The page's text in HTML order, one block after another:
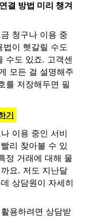
결 방법 미리 챙겨
청구나 이용 중
이 헷갈릴 수도
수도 있죠. 고객센
모든 걸 설명해주
를 저장해두면 필
기
이용 중인 서비
리 찾아볼 수 있
정 거래에 대해 물
요. 저도 지난달
상담원이 자세히
용하려면 상담받